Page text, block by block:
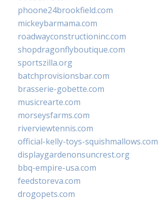
phoone24brookfield.com
mickeybarmama.com
roadwayconstructioninc.com
shopdragonflyboutique.com
sportszilla.org
batchprovisionsbar.com
brasserie-gobette.com
musicrearte.com
morseysfarms.com
riverviewtennis.com
official-kelly-toys-squishmallows.com
displaygardenonsuncrest.org
bbq-empire-usa.com
feedstoreva.com
drogopets.com